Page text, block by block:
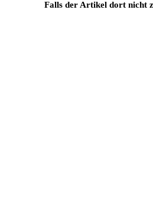
Falls der Artikel dort nicht